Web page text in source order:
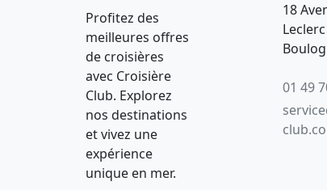
Profitez des
meilleures offres
de croisières
avec Croisière
Club. Explorez
nos destinations
et vivez une
expérience
unique en mer.
18
01 49